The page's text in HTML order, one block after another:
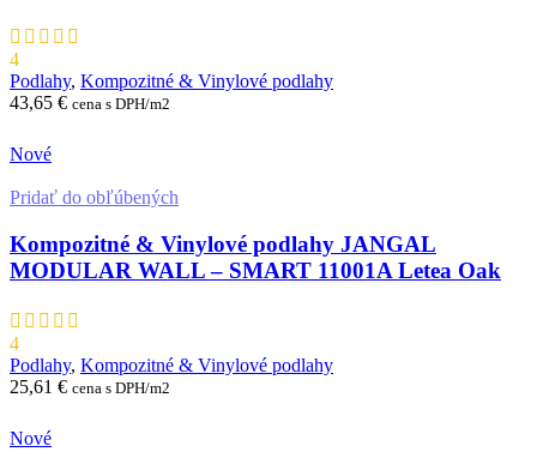
4
Podlahy, Kompozitné & Vinylové podlahy
43,65 € cena s DPH/m2
Nové
Pridať do obľúbených
Kompozitné & Vinylové podlahy JANGAL
MODULAR WALL – SMART 11001A Letea Oak
4
Podlahy, Kompozitné & Vinylové podlahy
25,61 € cena s DPH/m2
Nové